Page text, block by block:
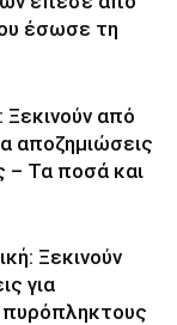
έσωσε τη
από
αποζημιώσεις
– Τα ποσά και
Ξεκινούν
για